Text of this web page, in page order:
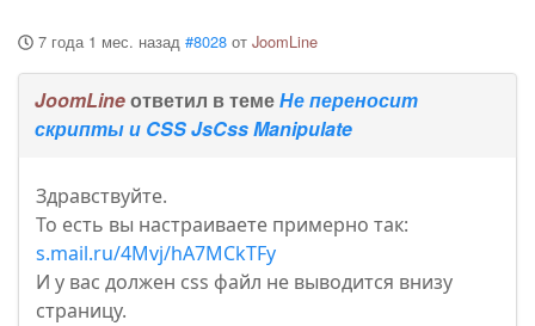
7 года 1 мес. назад #8028 от JoomLine
JoomLineответил в темеНе переносит
скрипты и CSS JsCss Manipulate
Здравствуйте.
То есть вы настраиваете примерно так:
s.mail.ru/4Mvj/hA7MCkTFy
И у вас должен css файл не выводится внизу
страницу.